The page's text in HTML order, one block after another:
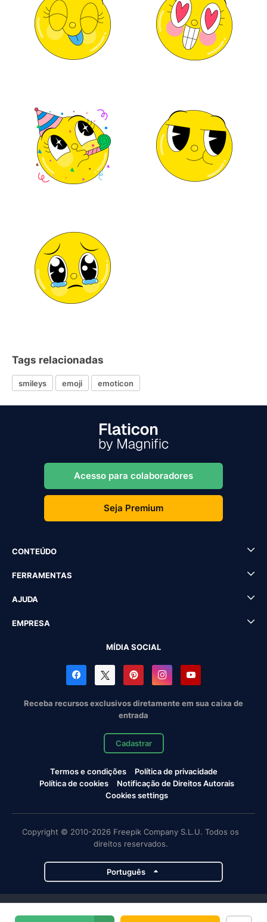
Tags relacionadas
smileys emoji emoticon
Acesso para colaboradores
Seja Premium
CONTEÚDO
FERRAMENTAS
AJUDA
EMPRESA
MÍDIA SOCIAL
Receba recursos exclusivos diretamente em sua caixa de
entrada
Cadastrar
Termos e condições
Política de privacidade
Política de cookies
Notificação de Direitos Autorais
Cookies settings
Copyright © 2010-2026 Freepik Company S.L.U. Todos os
direitos reservados.
Português